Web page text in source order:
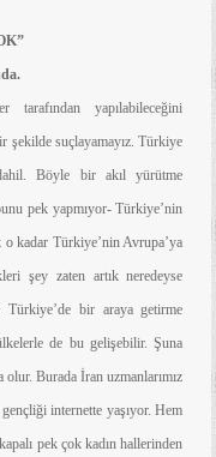
tarafından yapılabileceğini
suçlayamayız. Türkiye
Böyle bir akıl yürütme
pek yapmıyor- Türkiye’nin
kadar Türkiye’nin Avrupa’ya
şey zaten artık neredeyse
Türkiye’de bir araya getirme
de bu gelişebilir. Şuna
Burada İran uzmanlarımız
internette yaşıyor. Hem
pek çok kadın hallerinden